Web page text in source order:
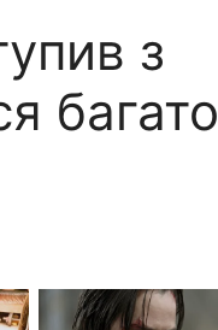
з
багато